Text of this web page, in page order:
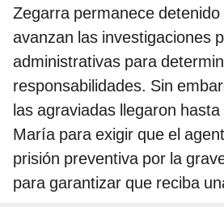
Zegarra permanece
avanzan las investigaciones
administrativas para
responsabilidades. Sin
las agraviadas llegaron
María para exigir que el
prisión preventiva por la
para garantizar que reciba